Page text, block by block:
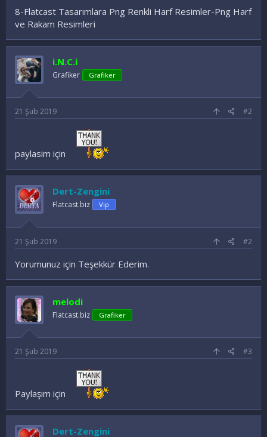
8-Flatcast Tasarımlara Png Renkli Harf Resimler-Png Harf
ve Rakam Resimleri
i.N.C.i
Grafiker Grafiker
21 Şub 2019 #2
paylasim için
Dert-Zengini
Flatcast.biz Vip
21 Şub 2019 #2
Yorumunuz için Teşekkür Ederim.
melodi
Flatcast.biz Grafiker
21 Şub 2019 #3
Paylaşım için
Dert-Zengini